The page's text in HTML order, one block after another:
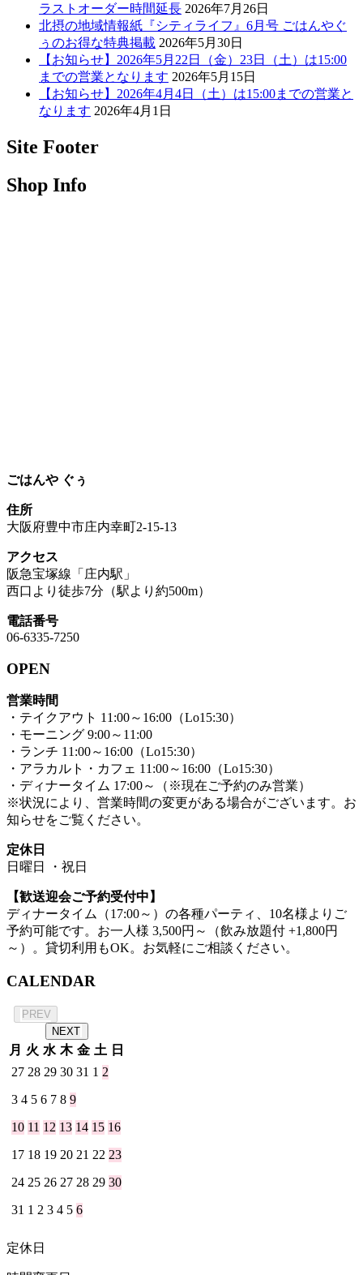
ラストオーダー時間延長 2026年7月26日
北摂の地域情報紙『シティライフ』6月号 ごはんやぐ
ぅのお得な特典掲載 2026年5月30日
【お知らせ】2026年5月22日（金）23日（土）は15:00
までの営業となります 2026年5月15日
【お知らせ】2026年4月4日（土）は15:00までの営業と
なります 2026年4月1日
Site Footer
Shop Info
ごはんや ぐぅ
住所
大阪府豊中市庄内幸町2-15-13
アクセス
阪急宝塚線「庄内駅」
西口より徒歩7分（駅より約500m）
電話番号
06-6335-7250
OPEN
営業時間
・テイクアウト 11:00～16:00（Lo15:30）
・モーニング 9:00～11:00
・ランチ 11:00～16:00（Lo15:30）
・アラカルト・カフェ 11:00～16:00（Lo15:30）
・ディナータイム 17:00～（※現在ご予約のみ営業）
※状況により、営業時間の変更がある場合がございます。お
知らせをご覧ください。
定休日
日曜日 ・祝日
【歓送迎会ご予約受付中】
ディナータイム（17:00～）の各種パーティ、10名様よりご
予約可能です。お一人様 3,500円～（飲み放題付 +1,800円
～）。貸切利用もOK。お気軽にご相談ください。
CALENDAR
PREV
NEXT
月 火 水 木 金 土 日
27 28 29 30 31 1 2
3 4 5 6 7 8 9
10 11 12 13 14 15 16
17 18 19 20 21 22 23
24 25 26 27 28 29 30
31 1 2 3 4 5 6
定休日